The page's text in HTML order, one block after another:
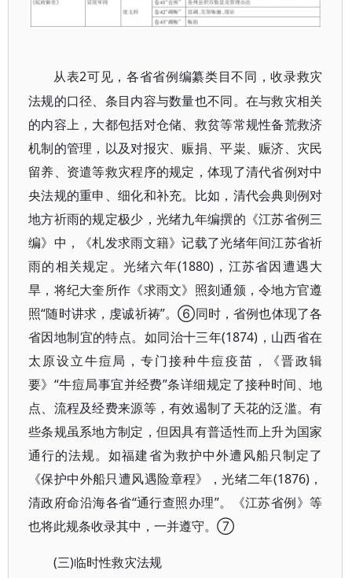
从表2可见，各省省例编纂类目不同，收录救灾
法规的口径、条目内容与数量也不同。在与救灾相关
的内容上，大都包括对仓储、救贫等常规性备荒救济
机制的管理，以及对报灾、赈捐、平粜、赈济、灾民
留养、资遣等救灾程序的规定，体现了清代省例对中
央法规的重申、细化和补充。比如，清代会典则例对
地方祈雨的规定极少，光绪九年编撰的《江苏省例三
编》中，《札发求雨文籍》记载了光绪年间江苏省祈
雨的相关规定。光绪六年(1880)，江苏省因遭遇大
旱，将纪大奎所作《求雨文》照刻通颁，令地方官遵
照“随时讲求，虔诚祈祷”。⑥同时，省例也体现了各
省因地制宜的特点。如同治十三年(1874)，山西省在
太原设立牛痘局，专门接种牛痘疫苗，《晋政辑
要》“牛痘局事宜并经费”条详细规定了接种时间、地
点、流程及经费来源等，有效遏制了天花的泛滥。有
些条规虽系地方制定，但因具有普适性而上升为国家
通行的法规。如福建省为救护中外遭风船只制定了
《保护中外船只遭风遇险章程》，光绪二年(1876)，
清政府命沿海各省“通行查照办理”。《江苏省例》等
也将此规条收录其中，一并遵守。⑦
(三)临时性救灾法规